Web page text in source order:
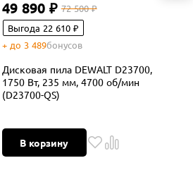
49 890 ₽ 72 500 ₽
Выгода 22 610 ₽
+ до 3 489бонусов
Дисковая пила DEWALT D23700,
1750 Вт, 235 мм, 4700 об/мин
(D23700-QS)
В корзину